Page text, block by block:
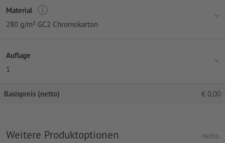
Material
280 g/m² GC2 Chromokarton
Auflage
1
Basispreis (netto) € 0,00
Weitere Produktoptionen netto